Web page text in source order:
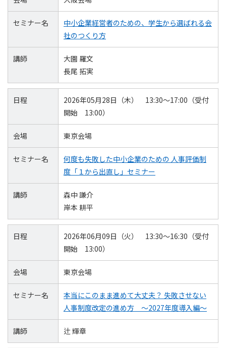
セミナー名
中小企業経営者のための、学生から選ばれる会
社のつくり方
講師
大園 羅文
長尾 拓実
日程
2026年05月28日（木） 13:30～17:00（受付
開始 13:00）
会場 東京会場
セミナー名
何度も失敗した中小企業のための 人事評価制
度「１から出直し」セミナー
講師
森中 謙介
岸本 耕平
日程
2026年06月09日（火） 13:30～16:30（受付
開始 13:00）
会場 東京会場
セミナー名
本当にこのまま進めて大丈夫？ 失敗させない
人事制度改定の進め方 ～2027年度導入編～
講師 辻 輝章